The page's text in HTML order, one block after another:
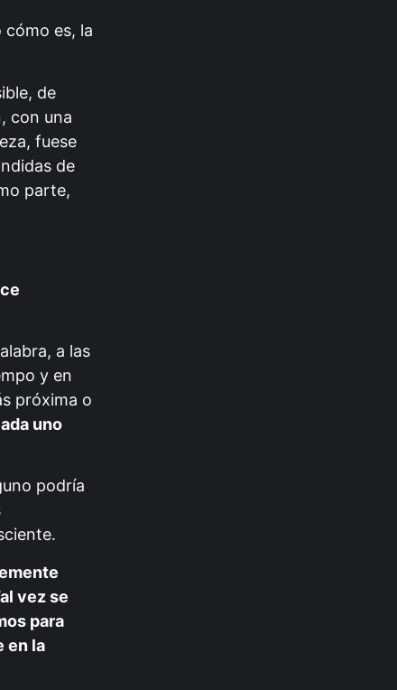
es, la
de
con una
fuese
de
parte,
a las
y en
próxima o
uno
podría
vez se
para
en la